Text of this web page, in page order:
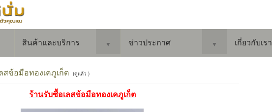
สินค้าและบริการ ▼ ข่าวประกาศ ▼ เกี่ยวกับเรา
สข้อมือทองเคภูเก็ต (ดูแล้ว )
ร้านรับซื้อเลสข้อมือทองเคภูเก็ต